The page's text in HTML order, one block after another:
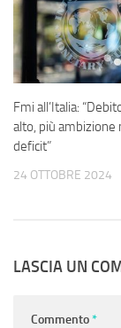
Fmi all’Italia:
alto, più ambizione
deficit”
24 OTTOBRE 2024
LASCIA UN
Commento*